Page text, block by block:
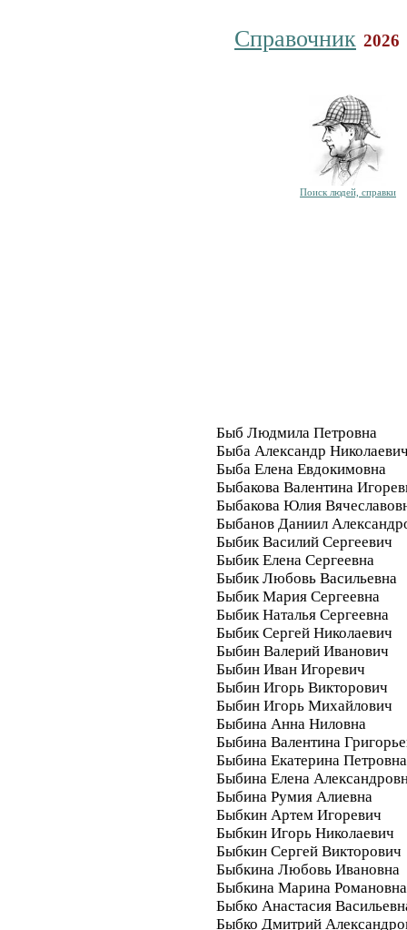
Справочник 2026
Поиск людей, справки
Быб Людмила Петровна
Быба Александр
Быба Елена Евдокимовна
Быбакова Валентина
Быбакова Юлия
Быбанов Даниил
Быбик Василий Сергеевич
Быбик Елена Сергеевна
Быбик Любовь Васильевна
Быбик Мария Сергеевна
Быбик Наталья Сергеевна
Быбик Сергей Николаевич
Быбин Валерий Иванович
Быбин Иван Игоревич
Быбин Игорь Викторович
Быбин Игорь Михайлович
Быбина Анна Ниловна
Быбина Валентина
Быбина Екатерина Петровна
Быбина Елена
Быбина Румия Алиевна
Быбкин Артем Игоревич
Быбкин Игорь Николаевич
Быбкин Сергей Викторович
Быбкина Любовь Ивановна
Быбкина Марина Романовна
Быбко Анастасия
Быбко Дмитрий